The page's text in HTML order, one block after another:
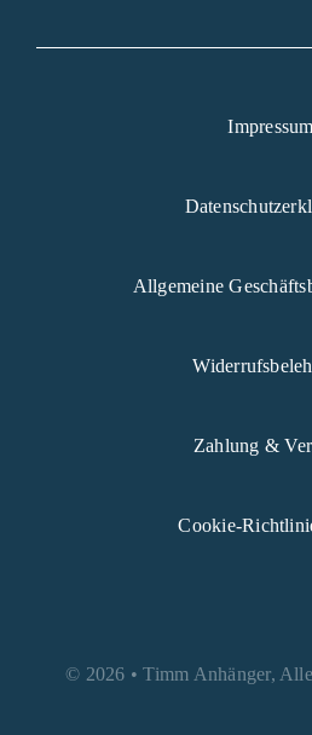
Impressum
Allgemeine
Zahlung &
Cookie-
© 2026 • Timm Anhänger,